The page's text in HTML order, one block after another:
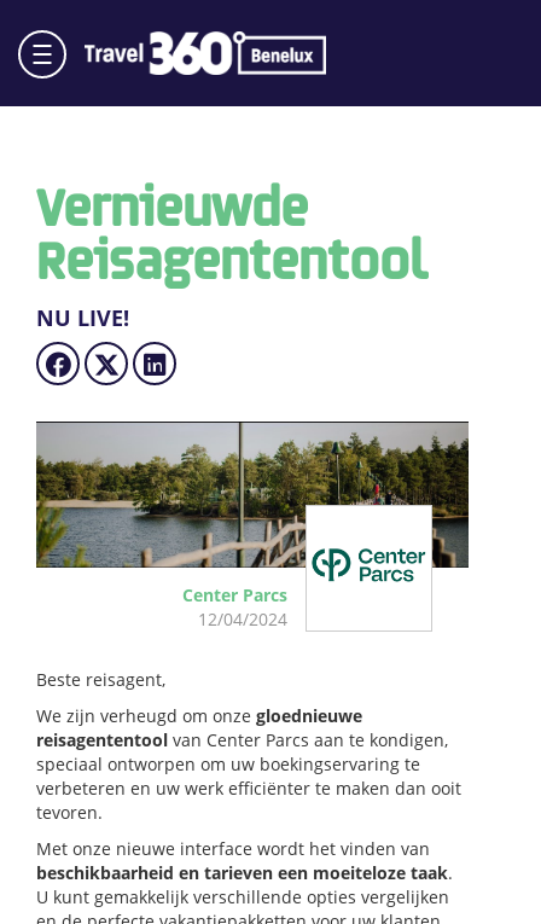
Vernieuwde
Reisagententool
NU LIVE!
Center Parcs
12/04/2024
Beste reisagent,
We zijn verheugd om onze gloednieuwe
reisagententool van Center Parcs aan te kondigen,
speciaal ontworpen om uw boekingservaring te
verbeteren en uw werk efficiënter te maken dan ooit
tevoren.
Met onze nieuwe interface wordt het vinden van
beschikbaarheid en tarieven een moeiteloze taak.
U kunt gemakkelijk verschillende opties vergelijken